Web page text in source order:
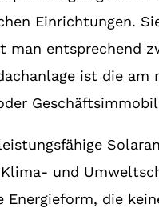
Einrichtungen.
man entsprechend
ist die am
und
Energieform, die